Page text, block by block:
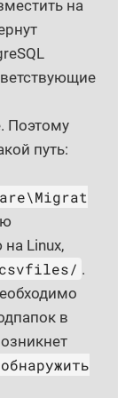
на
Поэтому
путь:
Linux,
csvfiles/ .
в